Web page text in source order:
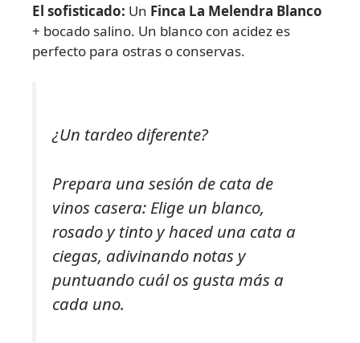
El sofisticado: Un Finca La Melendra Blanco
+ bocado salino. Un blanco con acidez es
perfecto para ostras o conservas.
¿Un tardeo diferente?
Prepara una sesión de cata de
vinos casera: Elige un blanco,
rosado y tinto y haced una cata a
ciegas, adivinando notas y
puntuando cuál os gusta más a
cada uno.